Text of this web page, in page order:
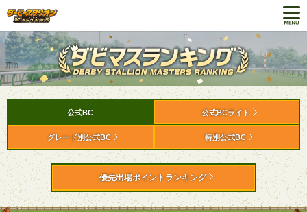
公式BC 公式BCライト
グレード別公式BC 特別公式BC
優先出場ポイントランキング